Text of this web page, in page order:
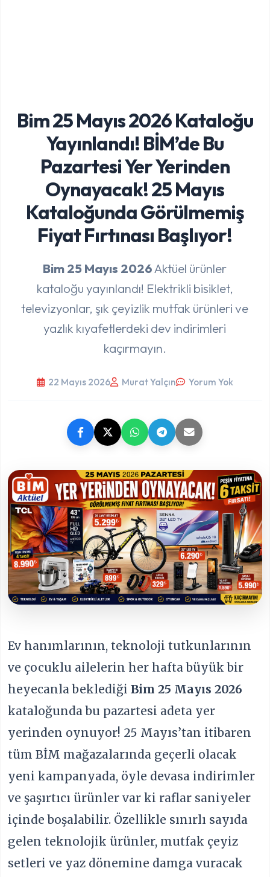
Bim 25 Mayıs 2026 Kataloğu
Yayınlandı! BİM’de Bu
Pazartesi Yer Yerinden
Oynayacak! 25 Mayıs
Kataloğunda Görülmemiş
Fiyat Fırtınası Başlıyor!
Bim 25 Mayıs 2026Aktüel ürünler
kataloğu yayınlandı! Elektrikli bisiklet,
televizyonlar, şık çeyizlik mutfak ürünleri ve
yazlık kıyafetlerdeki dev indirimleri
kaçırmayın.
22 Mayıs 2026 Murat Yalçın Yorum Yok
Ev hanımlarının, teknoloji tutkunlarının
ve çocuklu ailelerin her hafta büyük bir
heyecanla beklediğiBim 25 Mayıs 2026
kataloğunda bu pazartesi adeta yer
yerinden oynuyor! 25 Mayıs’tan itibaren
tüm BİM mağazalarında geçerli olacak
yeni kampanyada, öyle devasa indirimler
ve şaşırtıcı ürünler var ki raflar saniyeler
içinde boşalabilir. Özellikle sınırlı sayıda
gelen teknolojik ürünler, mutfak çeyiz
setleri ve yaz dönemine damga vuracak